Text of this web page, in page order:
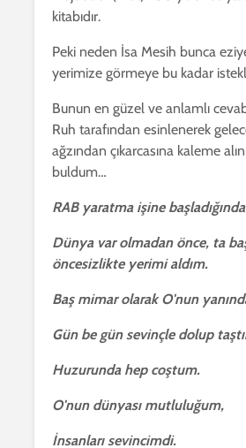
kitabıdır.
Peki neden İsa Mesih bunca
yerimize görmeye bu kadar
Bunun en güzel ve anlamlı
Ruh tarafından esinlenerek
ağzından çıkarcasına kaleme
buldum…
RAB yaratma işine
Dünya var olmadan önce, ta
öncesizlikte yerimi aldım.
Baş mimar olarak O'nun
Gün be gün sevinçle dolup
Huzurunda hep coştum.
O'nun dünyası mutluluğum,
İnsanları sevincimdi.